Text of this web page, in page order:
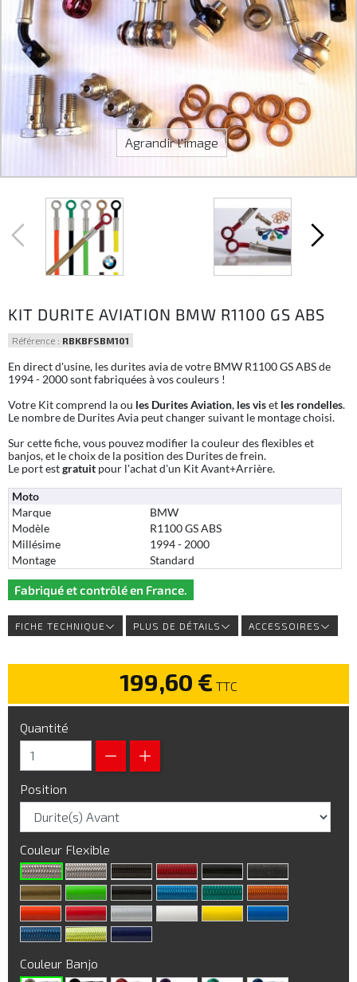
Agrandir l'image
KIT DURITE AVIATION BMW R1100 GS ABS
Référence : RBKBFSBM101
En direct d'usine, les durites avia de votre BMW R1100 GS ABS de
1994 - 2000 sont fabriquées à vos couleurs !
Votre Kit comprend la ou les Durites Aviation, les viset les rondelles.
Le nombre de Durites Avia peut changer suivant le montage choisi.
Sur cette fiche, vous pouvez modifier la couleur des flexibles et
banjos, et le choix de la position des Durites de frein.
Le port estgratuit pour l'achat d'un Kit Avant+Arrière.
Moto
Marque
BMW
Modèle
R1100 GS ABS
Millésime
1994 - 2000
Montage
Standard
Fabriqué et contrôlé en France.
FICHE TECHNIQUE PLUS DE DÉTAILS ACCESSOIRES
199,60 € TTC
Quantité
Position
Couleur Flexible
Couleur Banjo